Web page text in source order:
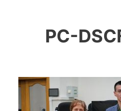
ИЦиГ СО
PC-